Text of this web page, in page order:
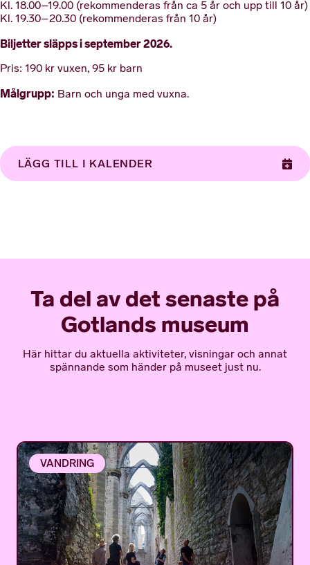
Kl. 18.00–19.00 (rekommenderas från ca 5 år och upp till 10 år)
Kl. 19.30–20.30 (rekommenderas från 10 år)
Biljetter släpps i september 2026.
Pris: 190 kr vuxen, 95 kr barn
Målgrupp: Barn och unga med vuxna.
LÄGG TILL I KALENDER
Ta del av det senaste på
Gotlands museum
Här hittar du aktuella aktiviteter, visningar och annat
spännande som händer på museet just nu.
VANDRING